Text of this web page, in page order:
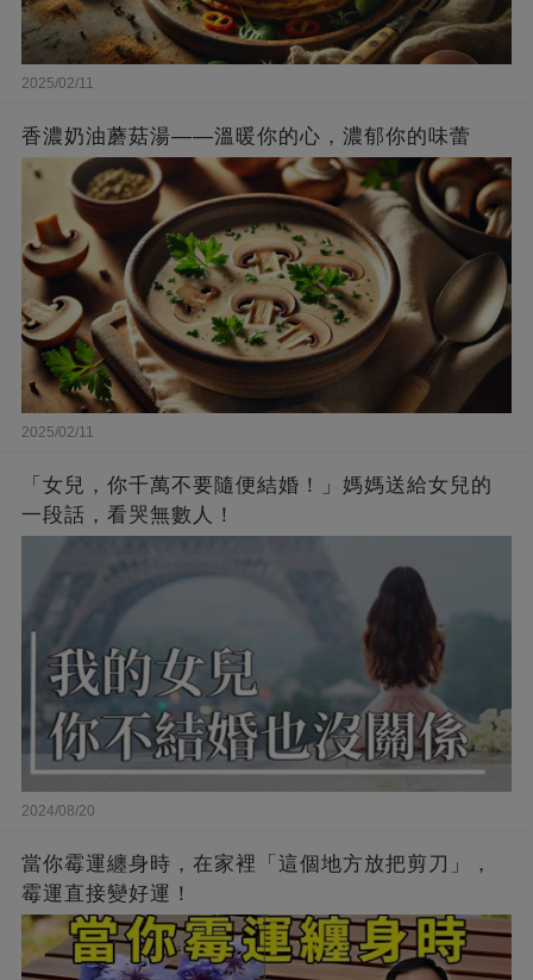
2025/02/11
香濃奶油蘑菇湯——溫暖你的心，濃郁你的味蕾
2025/02/11
「女兒，你千萬不要隨便結婚！」媽媽送給女兒的
一段話，看哭無數人！
2024/08/20
當你霉運纏身時，在家裡「這個地方放把剪刀」，
霉運直接變好運！